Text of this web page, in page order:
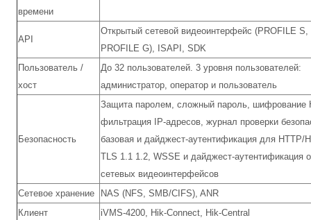
времени
API
Открытый сетевой видеоинтерфейс (PROFILE S,
PROFILE G), ISAPI, SDK
Пользователь /
хост
До 32 пользователей. 3 уровня пользователей:
администратор, оператор и пользователь
Безопасность
Защита паролем, сложный пароль, шифрование
фильтрация IP-адресов, журнал проверки
базовая и дайджест-аутентификация для HTTP/
TLS 1.1 1.2, WSSE и дайджест-аутентификация
сетевых видеоинтерфейсов
Сетевое хранение
NAS (NFS, SMB/CIFS), ANR
Клиент
iVMS-4200, Hik-Connect, Hik-Central